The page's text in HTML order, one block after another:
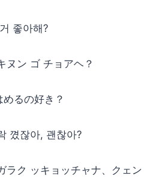
좋아해?
ヌン ゴ チョアヘ？
るの好き？
꼈잖아, 괜찮아?
ラク ッキョッチャナ、クェン